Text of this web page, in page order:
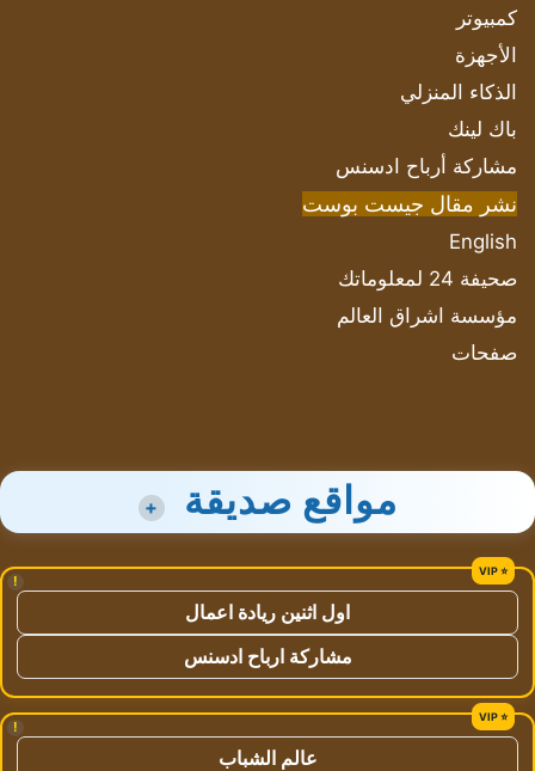
كمبيوتر
الأجهزة
الذكاء المنزلي
باك لينك
مشاركة أرباح ادسنس
نشر مقال جيست بوست
English
صحيفة 24 لمعلوماتك
مؤسسة اشراق العالم
صفحات
مواقع صديقة +
!
اول اثنين ريادة اعمال
مشاركة ارباح ادسنس
!
عالم الشباب